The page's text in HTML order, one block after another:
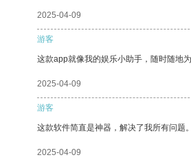
2025-04-09
游客
这款app就像我的娱乐小助手，随时随地
2025-04-09
游客
这款软件简直是神器，解决了我所有问题。
2025-04-09